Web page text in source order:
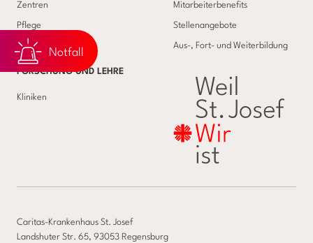
Zentren
Pflege
Beratende Dienste
Mitarbeiterbenefits
Stellenangebote
Aus-, Fort- und Weiterbildung
FORSCHUNG UND LEHRE
Kliniken
Caritas-Krankenhaus St. Josef
Landshuter Str. 65, 93053 Regensburg
Notfall